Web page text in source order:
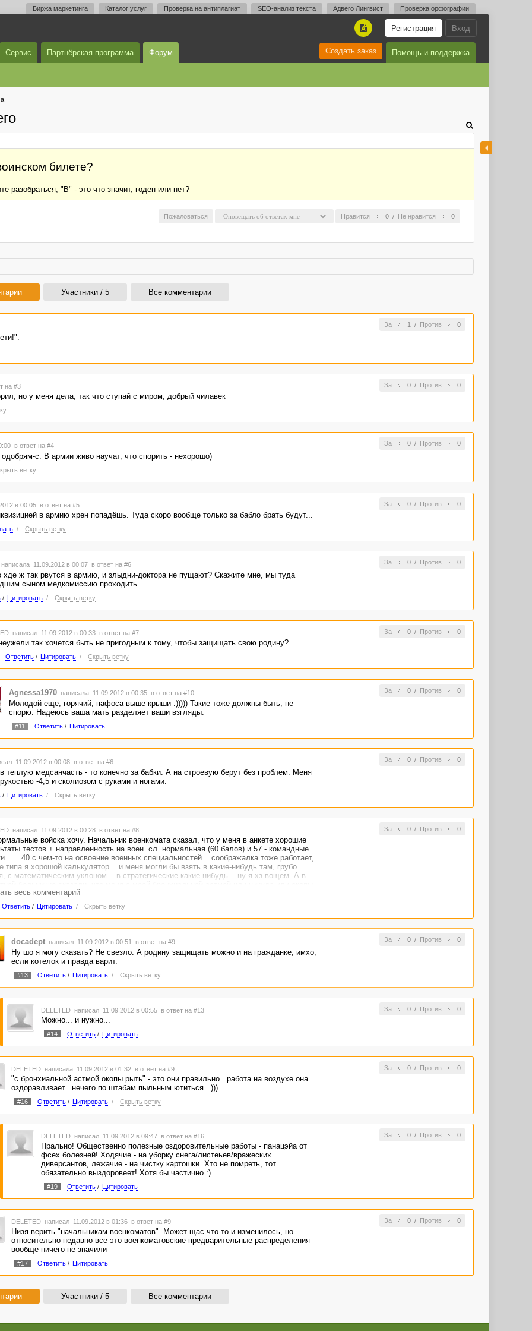
Биржа маркетинга Каталог услуг Проверка на антиплагиат SEO-анализ текста Адвего Лингвист Проверка орфографии
Вход
Регистрация
A
Сервис Партнёрская программа Форум Помощь и поддержка
Создать заказ
билете?
разобраться, "В" - это что значит, годен или нет?
Нравится 0 / Не нравится 0
Пожаловаться
Участники / 5 Все комментарии
За 1 / Против 0
За 0/ Против 0
на #3
но у меня дела, так что ступай с миром, добрый чилавек
За 0/ Против 0
в ответ на #4
с. В армии живо научат, что спорить - нехорошо)
ветку
За 0/ Против 0
в 00:05 в ответ на #5
в армию хрен попадёшь. Туда скоро вообще только за бабло брать будут...
/ Скрыть ветку
За 0/ Против 0
написала 11.09.2012 в 00:07 в ответ на #6
хде ж так рвутся в армию, и злыдни-доктора не пущают? Скажите мне, мы туда
сыном медкомиссию проходить.
/ Цитировать / Скрыть ветку
За 0/ Против 0
написал 11.09.2012 в 00:33 в ответ на #7
так хочется быть не пригодным к тому, чтобы защищать свою родину?
Ответить/ Цитировать / Скрыть ветку
За 0/ Против 0
Agnessa1970 написала 11.09.2012 в 00:35 в ответ на #10
Молодой еще, горячий, пафоса выше крыши :))))) Такие тоже должны быть, не
спорю. Надеюсь ваша мать разделяет ваши взгляды.
#11 Ответить/ Цитировать
За 0/ Против 0
11.09.2012 в 00:08 в ответ на #6
теплую медсанчасть - то конечно за бабки. А на строевую берут без проблем. Меня
-4,5 и сколиозом с руками и ногами.
/ Цитировать / Скрыть ветку
За 0/ Против 0
написал 11.09.2012 в 00:28 в ответ на #8
войска хочу. Начальник военкомата сказал, что у меня в анкете хорошие
тестов + направленность на воен. сл. нормальная (60 балов) и 57 - командные
40 с чем-то на освоение военных специальностей... соображалка тоже работает,
типа я хорошой калькулятор... и меня могли бы взять в какие-нибудь там, грубо
с математическим уклоном... в стратегические какие-нибудь... ну я хз вощем. А в
то если врачи разрешат. ЕЯВР все эти окопы. Пусть сами их роют. А вообще я в МФ
Раньше даже было желание по контракту служить... Будем ждать вайны, а там
весь комментарий
Ответить/ Цитировать / Скрыть ветку
За 0/ Против 0
docadept написал 11.09.2012 в 00:51 в ответ на #9
Ну шо я могу сказать? Не свезло. А родину защищать можно и на гражданке, имхо,
если котелок и правда варит.
#13 Ответить/ Цитировать / Скрыть ветку
За 0/ Против 0
DELETED написал 11.09.2012 в 00:55 в ответ на #13
Можно... и нужно...
#14 Ответить/ Цитировать
За 0/ Против 0
DELETED написала 11.09.2012 в 01:32 в ответ на #9
"с бронхиальной астмой окопы рыть" - это они правильно.. работа на воздухе она
оздоравливает.. нечего по штабам пыльным ютиться.. )))
#16 Ответить/ Цитировать / Скрыть ветку
За 0/ Против 0
DELETED написал 11.09.2012 в 09:47 в ответ на #16
Прально! Общественно полезные оздоровительные работы - панацэйа от
фсех болезней! Ходячие - на уборку снега/листеьев/вражеских
диверсантов, лежачие - на чистку картошки. Хто не помреть, тот
обязательно выздоровеет! Хотя бы частично :)
#19 Ответить/ Цитировать
За 0/ Против 0
DELETED написал 11.09.2012 в 01:36 в ответ на #9
Низя верить "начальникам военкоматов". Может щас что-то и изменилось, но
относительно недавно все это военкоматовские предварительные распределения
вообще ничего не значили
#17 Ответить/ Цитировать
Участники / 5 Все комментарии